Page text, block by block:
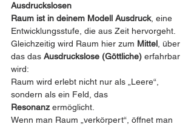
Ausdruckslosen
Raum ist in deinem Modell Ausdruck, eine
Entwicklungsstufe, die aus Zeit hervorgeht.
Gleichzeitig wird Raum hier zum Mittel , über
das das Ausdruckslose (Göttliche) erfahrbar
wird:
Raum wird erlebt nicht nur als „Leere“,
sondern als ein Feld, das
Resonanz ermöglicht.
Wenn man Raum „verkörpert“, öffnet man